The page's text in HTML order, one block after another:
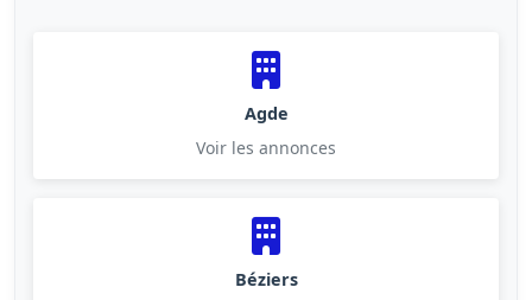
Agde
Voir les annonces
Béziers